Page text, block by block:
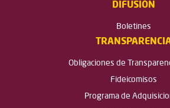
DIFUSIÓN
Boletines
Obligaciones de
Fideicomisos
Programa de